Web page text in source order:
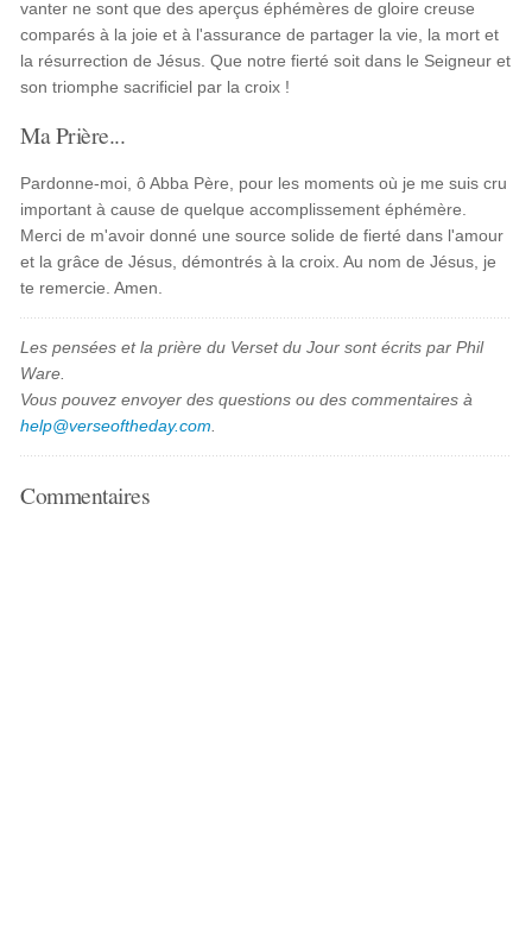
vanter ne sont que des aperçus éphémères de gloire creuse
comparés à la joie et à l'assurance de partager la vie, la mort et
la résurrection de Jésus. Que notre fierté soit dans le Seigneur et
son triomphe sacrificiel par la croix !
Ma Prière...
Pardonne-moi, ô Abba Père, pour les moments où je me suis cru
important à cause de quelque accomplissement éphémère.
Merci de m'avoir donné une source solide de fierté dans l'amour
et la grâce de Jésus, démontrés à la croix. Au nom de Jésus, je
te remercie. Amen.
Les pensées et la prière du Verset du Jour sont écrits par Phil
Ware.
Vous pouvez envoyer des questions ou des commentaires à
help@verseoftheday.com
Commentaires